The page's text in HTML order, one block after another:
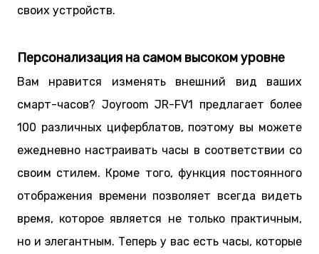
своих устройств.
Персонализация на самом высоком уровне
Вам нравится изменять внешний вид ваших
смарт-часов? Joyroom JR-FV1 предлагает более
100 различных циферблатов, поэтому вы можете
ежедневно настраивать часы в соответствии со
своим стилем. Кроме того, функция постоянного
отображения времени позволяет всегда видеть
время, которое является не только практичным,
но и элегантным. Теперь у вас есть часы, которые